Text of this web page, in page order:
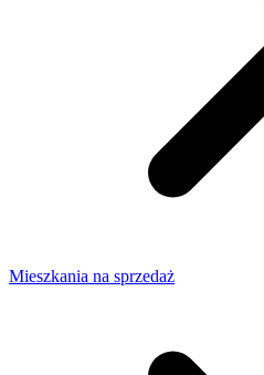
Mieszkania na sprzedaż